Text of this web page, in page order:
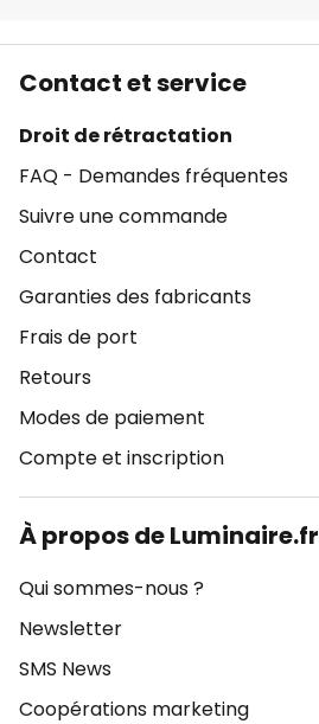
Contact et service
Droit de rétractation
FAQ - Demandes fréquentes
Suivre une commande
Contact
Garanties des fabricants
Frais de port
Retours
Modes de paiement
Compte et inscription
À propos de Luminaire.fr
Qui sommes-nous ?
Newsletter
SMS News
Coopérations marketing